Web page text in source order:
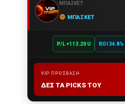
ΜΠΆΣΚΕΤ
ΜΠΆΣΚΕΤ
P/L +113.20 U ROI 34.8%
VIP ΠΡΌΣΒΑΣΗ
ΔΕΣ ΤΑ PICKS ΤΟΥ